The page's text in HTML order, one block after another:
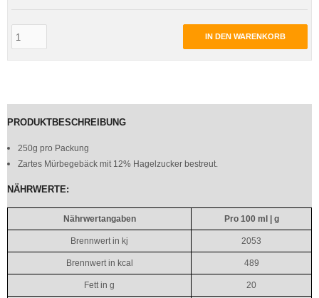
IN DEN WARENKORB
PRODUKTBESCHREIBUNG
250g pro Packung
Zartes Mürbegebäck mit 12% Hagelzucker bestreut.
NÄHRWERTE:
Nährwertangaben Pro 100 ml | g
Brennwert in kj 2053
Brennwert in kcal 489
Fett in g 20